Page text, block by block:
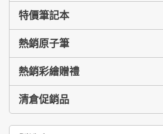
特價筆記本
熱銷原子筆
熱銷彩繪贈禮
清倉促銷品